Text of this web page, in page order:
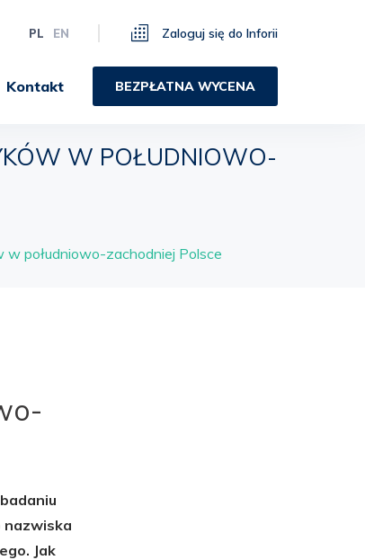
PL EN Zaloguj się do Inforii
Kontakt BEZPŁATNA WYCENA
W POŁUDNIOWO-
południowo-zachodniej Polsce
nazwiska
Jak